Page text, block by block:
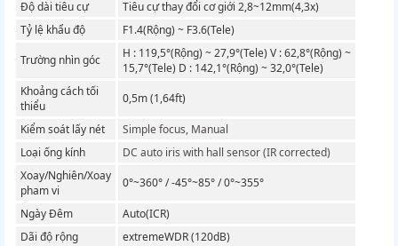
Độ dài tiêu cự
Tiêu cự thay đổi cơ giới 2,8~12mm(4,3x)
Tỷ lệ khẩu độ
F1.4(Rộng) ~ F3.6(Tele)
Trường nhìn góc
H : 119,5°(Rộng) ~ 27,9°(Tele) V : 62,8°(Rộng) ~
15,7°(Tele) D : 142,1°(Rộng) ~ 32,0°(Tele)
Khoảng cách tối
thiểu
0,5m (1,64ft)
Kiểm soát lấy nét
Simple focus, Manual
Loại ống kính
DC auto iris with hall sensor (IR corrected)
Xoay/Nghiên/Xoay
pham vi
0°~360° / -45°~85° / 0°~355°
Ngày Đêm
Auto(ICR)
Dãi độ rộng
extremeWDR (120dB)